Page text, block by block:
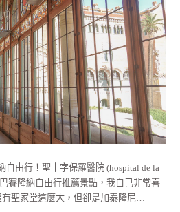
自由行！聖十字保羅醫院 (hospital de la
賽隆納自由行推薦景點，我自己非常喜
聖家堂這麼大，但卻是加泰隆尼…